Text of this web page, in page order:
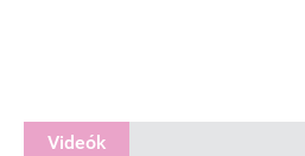
Videók